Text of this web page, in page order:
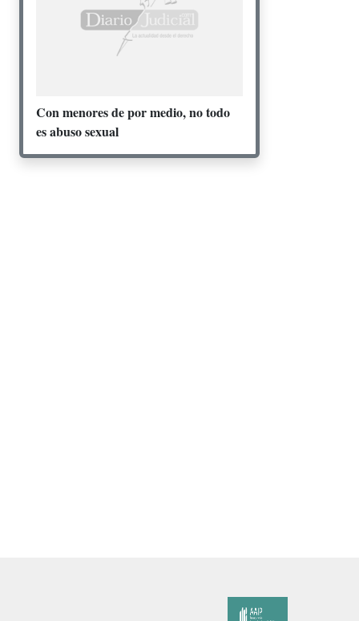
Con menores de por medio, no todo
es abuso sexual